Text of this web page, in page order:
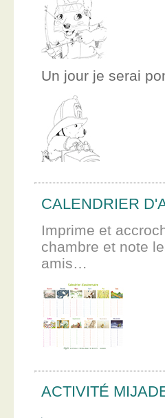
Un jour je serai
CALENDRIER
Imprime et
chambre et note
amis…
ACTIVITÉ